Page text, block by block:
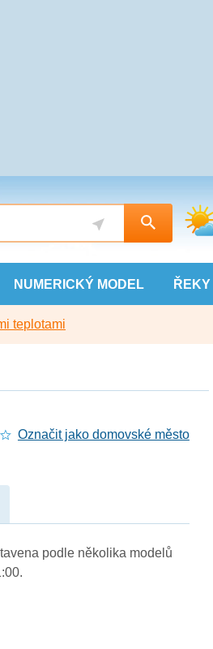
NUMERICKÝ MODEL ŘEKY
teplotami
Označit jako domovské město
podle několika modelů